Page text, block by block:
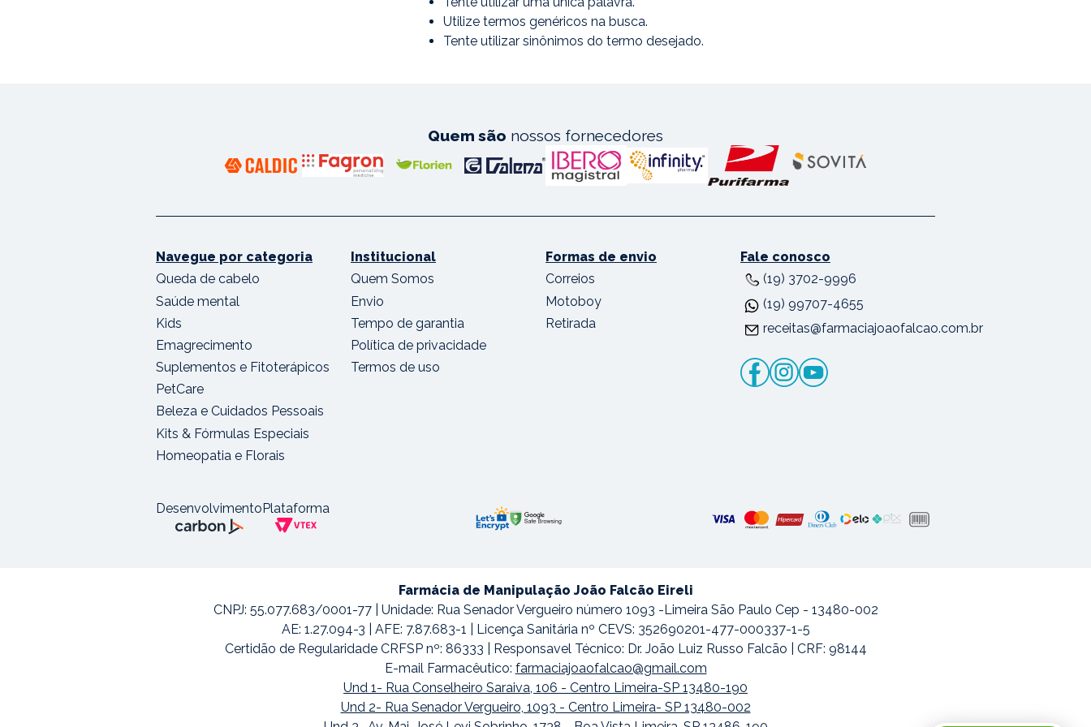
Utilize termos genéricos na busca.
Tente utilizar sinônimos do termo desejado.
Quem são nossos fornecedores
Navegue por categoria
Queda de cabelo
Saúde mental
Kids
Emagrecimento
Suplementos e Fitoterápicos
PetCare
Beleza e Cuidados Pessoais
Kits & Fórmulas Especiais
Homeopatia e Florais
Institucional
Quem Somos
Envio
Tempo de garantia
Política de privacidade
Termos de uso
Formas de envio
Correios
Motoboy
Retirada
Fale conosco
(19) 3702-9996
(19) 99707-4655
receitas@farmaciajoaofalcao.com.br
DesenvolvimentoPlataforma
Farmácia de Manipulação João Falcão Eireli
CNPJ: 55.077.683/0001-77 | Unidade: Rua Senador Vergueiro número 1093 -Limeira São Paulo Cep - 13480-002
AE: 1.27.094-3 | AFE: 7.87.683-1 | Licença Sanitária nº CEVS: 352690201-477-000337-1-5
Certidão de Regularidade CRFSP nº: 86333 | Responsavel Técnico: Dr. João Luiz Russo Falcão | CRF: 98144
E-mail Farmacêutico: farmaciajoaofalcao@gmail.com
Und 1- Rua Conselheiro Saraiva, 106 - Centro Limeira-SP 13480-190
Und 2- Rua Senador Vergueiro, 1093 - Centro Limeira- SP 13480-002